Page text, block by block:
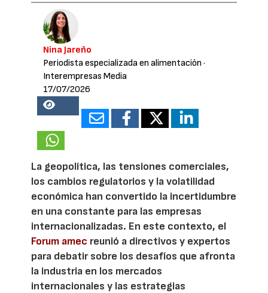
Nina Jareño
Periodista especializada en alimentación ·
Interempresas Media
17/07/2026
24801
La geopolítica, las tensiones comerciales,
los cambios regulatorios y la volatilidad
económica han convertido la incertidumbre
en una constante para las empresas
internacionalizadas. En este contexto, el
Forum amec reunió a directivos y expertos
para debatir sobre los desafíos que afronta
la industria en los mercados
internacionales y las estrategias